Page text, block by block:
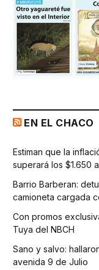
EN EL CHACO
Estiman que la
superará los $1.650
Barrio Barberan:
camioneta cargada
Con promos
Tuya del NBCH
Sano y salvo:
avenida 9 de Julio